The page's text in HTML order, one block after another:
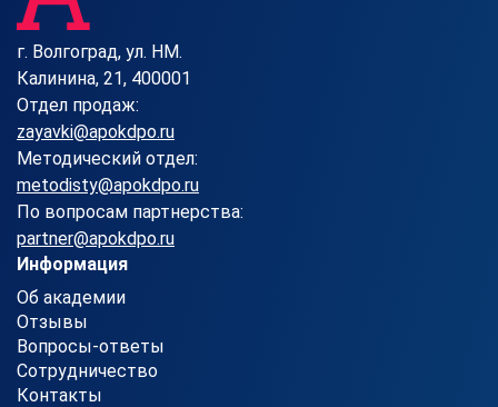
г. Волгоград, ул. HM.
Калинина, 21, 400001
Отдел продаж:
zayavki@apokdpo.ru
Методический отдел:
metodisty@apokdpo.ru
По вопросам партнерства:
partner@apokdpo.ru
Информация
Об академии
Отзывы
Вопросы-ответы
Сотрудничество
Контакты